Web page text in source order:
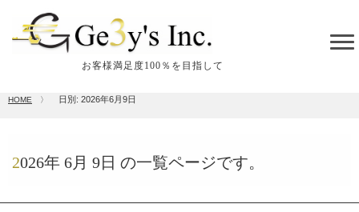
お客様満足度100％を目指して
HOME 〉 日別: 2026年6月9日
2026年 6月 9日 の一覧ページです。